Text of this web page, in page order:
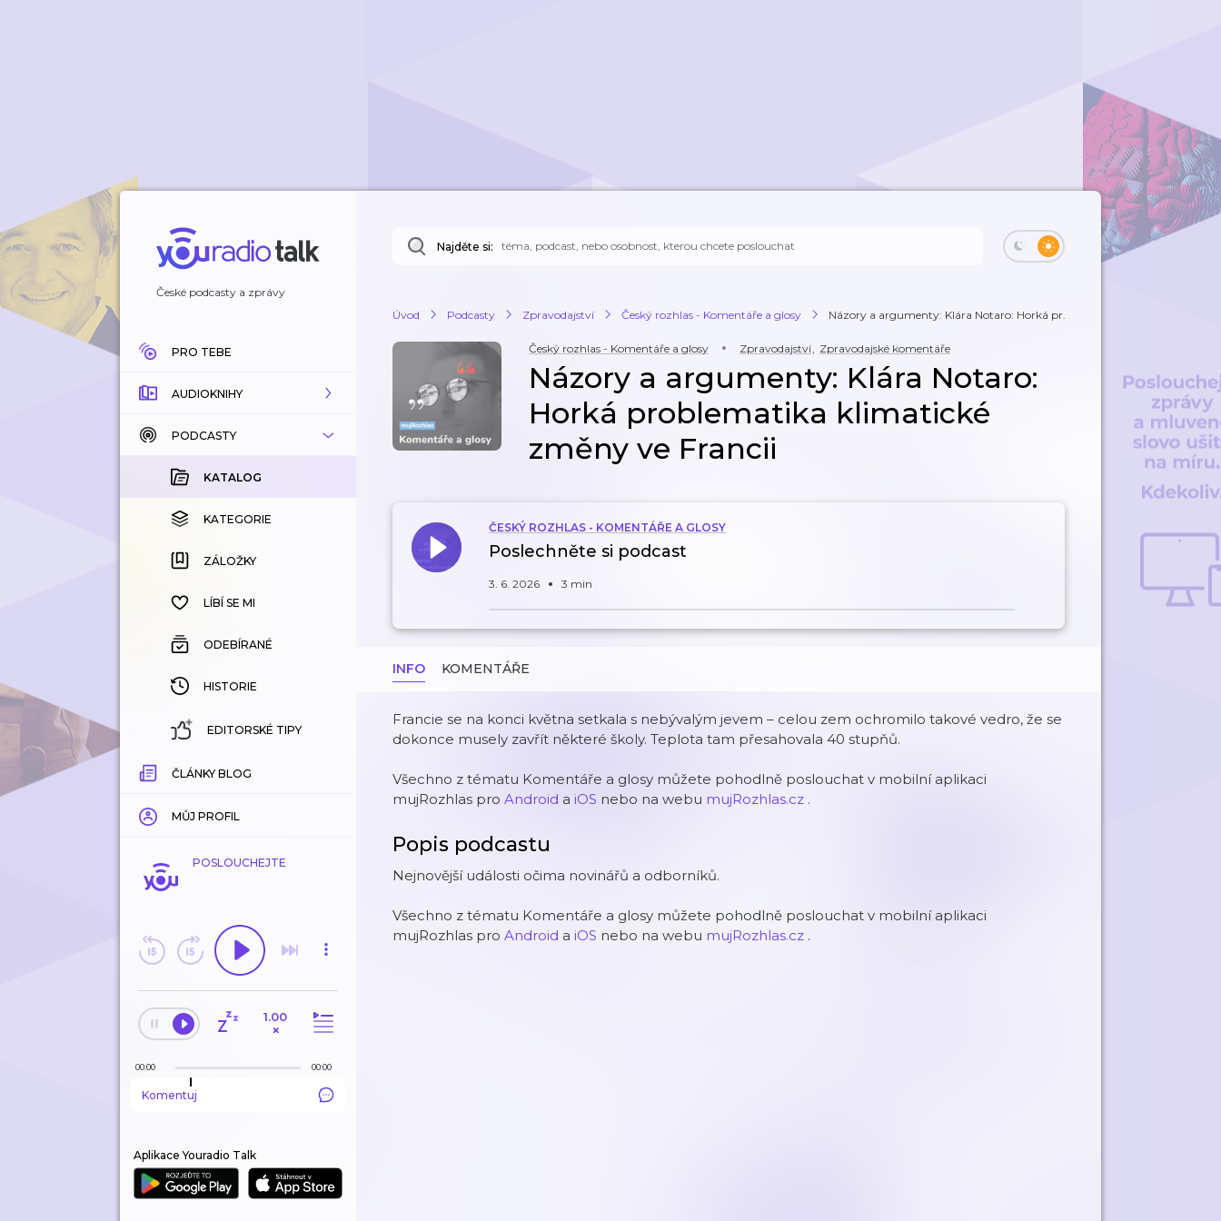
České podcasty a zprávy
PRO TEBE
AUDIOKNIHY
KATALOG
KOUPENÉ
KATEGORIE
ZÁLOŽKY
HISTORIE
PODCASTY
KATALOG
KATEGORIE
ZÁLOŽKY
LÍBÍ SE MI
ODEBÍRANÉ
HISTORIE
EDITORSKÉ TIPY
ČLÁNKY BLOG
MŮJ PROFIL
POSLOUCHEJTE
1.00
×
00:00 00:00
Komentuj
Aplikace Youradio Talk
Najděte si:
Úvod Podcasty Zpravodajství Český rozhlas - Komentáře a glosy Názory a argumenty: Klára Notaro: Horká pr...
Český rozhlas - Komentáře a glosy Zpravodajství, Zpravodajské komentáře
Názory a argumenty: Klára Notaro:
Horká problematika klimatické
změny ve Francii
ČESKÝ ROZHLAS - KOMENTÁŘE A GLOSY
Poslechněte si podcast
3. 6. 2026 3 min
INFO KOMENTÁŘE
Francie se na konci května setkala s nebývalým jevem – celou zem ochromilo takové vedro, že se
dokonce musely zavřít některé školy. Teplota tam přesahovala 40 stupňů.
Všechno z tématu Komentáře a glosy můžete pohodlně poslouchat v mobilní aplikaci
mujRozhlas pro Android a iOS nebo na webu mujRozhlas.cz .
Popis podcastu
Nejnovější události očima novinářů a odborníků.
Všechno z tématu Komentáře a glosy můžete pohodlně poslouchat v mobilní aplikaci
mujRozhlas pro Android a iOS nebo na webu mujRozhlas.cz .